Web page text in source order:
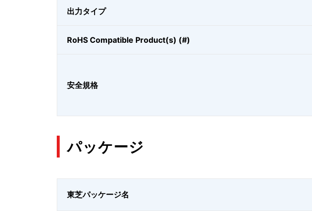
出力タイプ
RoHS Compatible Product(s) (#)
安全規格
パッケージ
東芝パッケージ名